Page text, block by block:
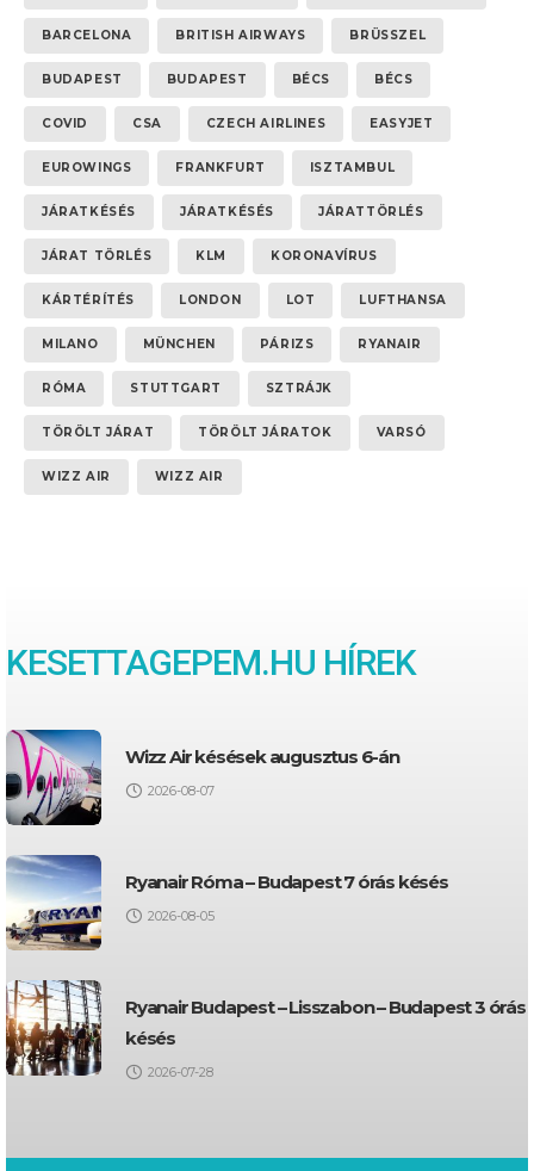
BARCELONA BRITISH AIRWAYS BRÜSSZEL
BUDAPEST BUDAPEST BÉCS BÉCS
COVID CSA CZECH AIRLINES EASYJET
EUROWINGS FRANKFURT ISZTAMBUL
JÁRATKÉSÉS JÁRATKÉSÉS JÁRATTÖRLÉS
JÁRAT TÖRLÉS KLM KORONAVÍRUS
KÁRTÉRÍTÉS LONDON LOT LUFTHANSA
MILANO MÜNCHEN PÁRIZS RYANAIR
RÓMA STUTTGART SZTRÁJK
TÖRÖLT JÁRAT TÖRÖLT JÁRATOK VARSÓ
WIZZ AIR WIZZ AIR
KESETTAGEPEM.HU HÍREK
Wizz Air késések augusztus 6-án
2026-08-07
Ryanair Róma – Budapest 7 órás késés
2026-08-05
Ryanair Budapest – Lisszabon – Budapest 3 órás
késés
2026-07-28